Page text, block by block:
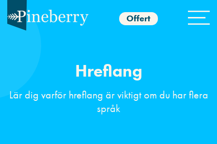
Offert
Hreflang
Lär dig varför hreflang är viktigt om du har flera
språk